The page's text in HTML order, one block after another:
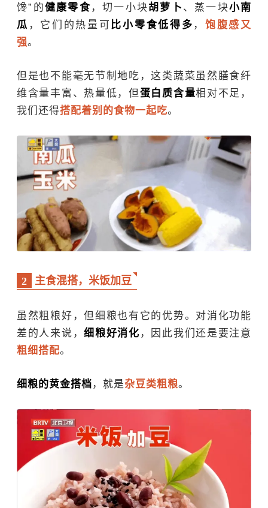
馋”的健康零食 ，切一小块胡萝卜 、蒸一块小南
瓜 ，它们的热量可 比小零食低得多 ， 饱腹感又
强。
但是也不能毫无节制地吃，这类蔬菜虽然膳食纤
维含量丰富、热量低，但蛋白质含量相对不足，
我们还得搭配着别的食物一起吃。
2 主食混搭，米饭加豆
虽然粗粮好，但细粮也有它的优势。对消化功能
差的人来说，细粮好消化 ，因此我们还是要注意
粗细搭配。
细粮的黄金搭档 ，就是杂豆类粗粮。